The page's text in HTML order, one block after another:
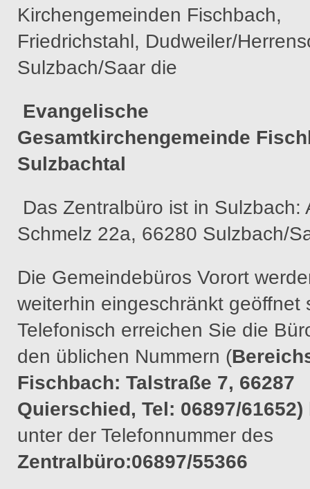
Kirchengemeinden Fischbach,
Friedrichstahl, Dudweiler/
Sulzbach/Saar die
Evangelische
Gesamtkirchengemeinde
Sulzbachtal
Das Zentralbüro ist in Sulzbach:
Schmelz 22a, 66280 Sulzbach/
Die Gemeindebüros Vorort
weiterhin eingeschränkt geöffnet
Telefonisch erreichen Sie die
den üblichen Nummern (
Fischbach: Talstraße 7, 66287
Quierschied, Tel: 06897/61652)
unter der Telefonnummer des
Zentralbüro:06897/55366